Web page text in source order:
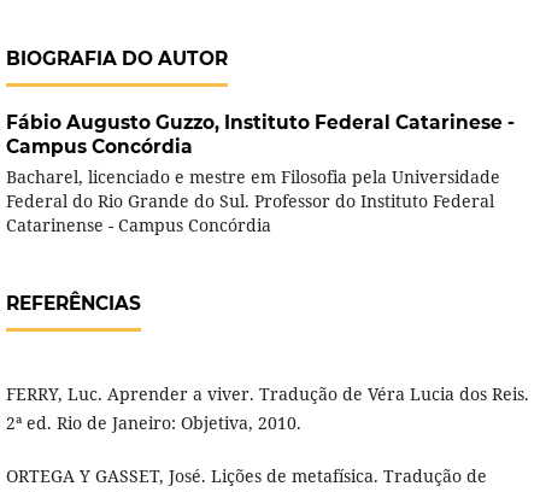
BIOGRAFIA DO AUTOR
Fábio Augusto Guzzo, Instituto Federal Catarinese -
Campus Concórdia
Bacharel, licenciado e mestre em Filosofia pela Universidade
Federal do Rio Grande do Sul. Professor do Instituto Federal
Catarinense - Campus Concórdia
REFERÊNCIAS
FERRY, Luc. Aprender a viver. Tradução de Véra Lucia dos Reis.
2ª ed. Rio de Janeiro: Objetiva, 2010.
ORTEGA Y GASSET, José. Lições de metafísica. Tradução de